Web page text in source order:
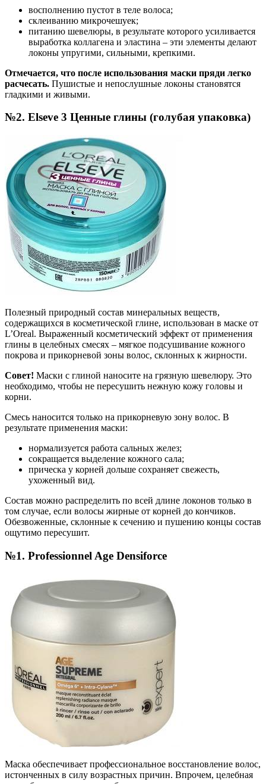
восполнению пустот в теле волоса;
склеиванию микрочешуек;
питанию шевелюры, в результате которого усиливается
выработка коллагена и эластина – эти элементы делают
локоны упругими, сильными, крепкими.
Отмечается, что после использования маски пряди легко
расчесать. Пушистые и непослушные локоны становятся
гладкими и живыми.
№2. Elseve 3 Ценные глины (голубая упаковка)
Полезный природный состав минеральных веществ,
содержащихся в косметической глине, использован в маске от
L’Oreal. Выраженный косметический эффект от применения
глины в целебных смесях – мягкое подсушивание кожного
покрова и прикорневой зоны волос, склонных к жирности.
Совет! Маски с глиной наносите на грязную шевелюру. Это
необходимо, чтобы не пересушить нежную кожу головы и
корни.
Смесь наносится только на прикорневую зону волос. В
результате применения маски:
нормализуется работа сальных желез;
сокращается выделение кожного сала;
прическа у корней дольше сохраняет свежесть,
ухоженный вид.
Состав можно распределить по всей длине локонов только в
том случае, если волосы жирные от корней до кончиков.
Обезвоженные, склонные к сечению и пушению концы состав
ощутимо пересушит.
№1. Professionnel Age Densiforce
Маска обеспечивает профессиональное восстановление волос,
истонченных в силу возрастных причин. Впрочем, целебная